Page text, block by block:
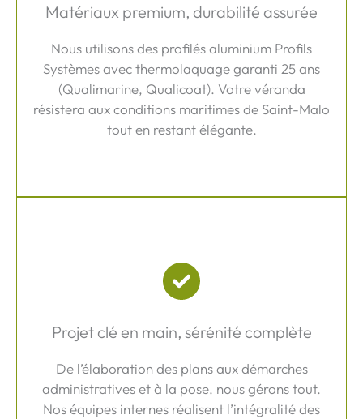
Matériaux premium, durabilité assurée
Nous utilisons des profilés aluminium Profils
Systèmes avec thermolaquage garanti 25 ans
(Qualimarine, Qualicoat). Votre véranda
résistera aux conditions maritimes de Saint-Malo
tout en restant élégante.
Projet clé en main, sérénité complète
De l’élaboration des plans aux démarches
administratives et à la pose, nous gérons tout.
Nos équipes internes réalisent l’intégralité des